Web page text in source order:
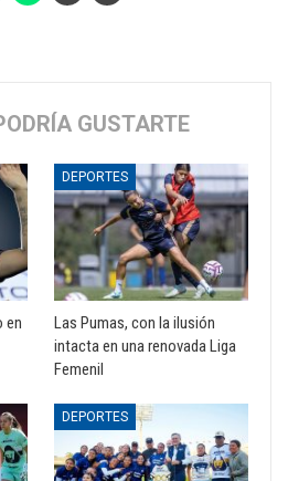
GUSTARTE
en
DEPORTES
Las Pumas, con la ilusión
intacta en una renovada Liga
Femenil
DEPORTES